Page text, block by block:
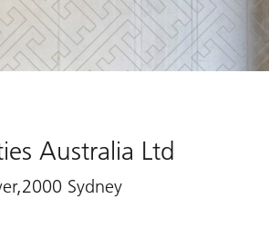
Australia Ltd
Sydney